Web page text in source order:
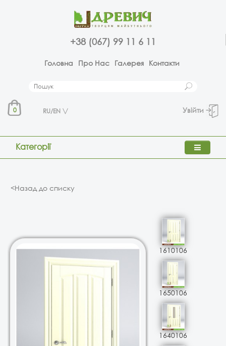
+38 (067) 99 11 6 11
Головна Про Нас Галерея Контакти
0 RU/EN Увійти
Категорії
<Назад до списку
1610106
1650106
1640106